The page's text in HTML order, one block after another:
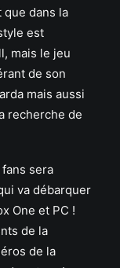
dans la
est
mais le jeu
de son
mais aussi
recherche de
sera
va débarquer
One et PC !
de la
de la